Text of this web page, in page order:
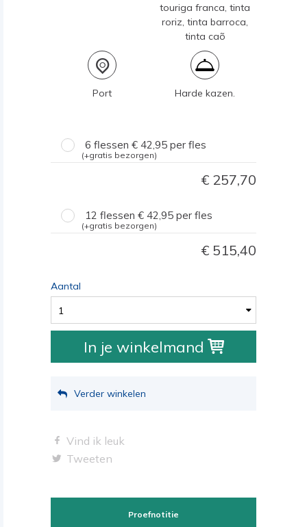
touriga franca, tinta
roriz, tinta barroca,
tinta caõ
Port Harde kazen.
6 flessen 42,95 per fles
(+gratis bezorgen)
257,70
12 flessen 42,95 per fles
(+gratis bezorgen)
515,40
Aantal
1
In je winkelmand
Verder winkelen
Vind ik leuk
Tweeten
Proefnotitie